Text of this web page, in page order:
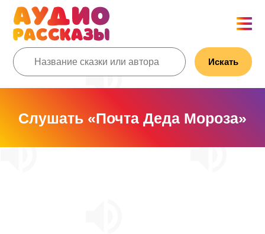
Искать
Слушать «Почта Деда Мороза»